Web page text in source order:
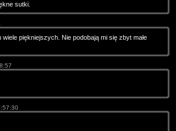
sutki.
piękniejszych. Nie podobają mi się zbyt małe